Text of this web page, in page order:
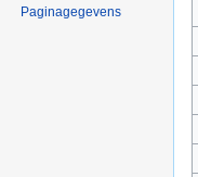
Paginagegevens